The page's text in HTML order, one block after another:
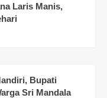
Laris Manis,
Bupati
Sri Mandala